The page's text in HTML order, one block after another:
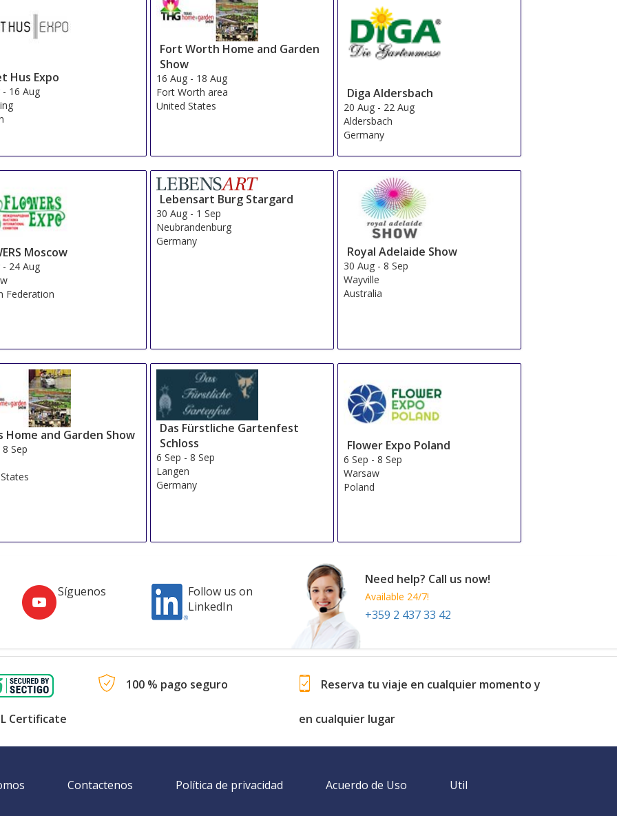
Hus Expo
- 16 Aug
Fort Worth Home and Garden
Show
16 Aug - 18 Aug
Fort Worth area
United States
Diga Aldersbach
20 Aug - 22 Aug
Aldersbach
Germany
Moscow
- 24 Aug
Federation
Lebensart Burg Stargard
30 Aug - 1 Sep
Neubrandenburg
Germany
Royal Adelaide Show
30 Aug -8 Sep
Wayville
Australia
Home and Garden Show
8 Sep
Das Fürstliche Gartenfest
Schloss
6 Sep -8 Sep
Langen
Germany
Flower Expo Poland
6 Sep -8 Sep
Warsaw
Poland
Síguenos
Follow us on
LinkedIn
Need help? Call us now!
Available 24/7!
+359 2 437 33 42
Certificate
100 % pago seguro Reserva tu viaje en cualquier momento y
en cualquier lugar
Contactenos Política de privacidad Acuerdo de Uso Util